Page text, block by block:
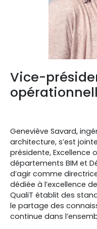
Vice-
Geneviève Savard,
architecture, s’est
présidente, Excellence
départements BIM et
d’agir comme
dédiée à l’excellence
QualiT établit des
le partage des
continue dans